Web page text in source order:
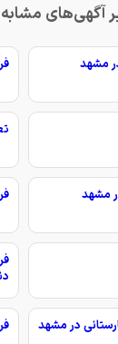
آگهی‌های
مشهد
مشهد
در مشهد